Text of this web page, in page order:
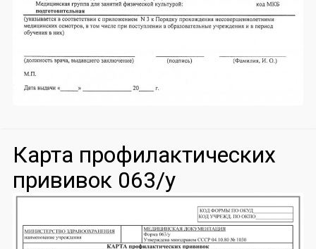
Карта профилактических
прививок 063/у